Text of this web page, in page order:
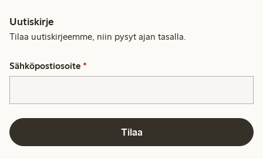
Uutiskirje
Tilaa uutiskirjeemme, niin pysyt ajan tasalla.
Sähköpostiosoite *
Tilaa